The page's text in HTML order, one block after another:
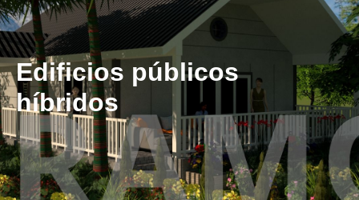
Edificios públicos
híbridos